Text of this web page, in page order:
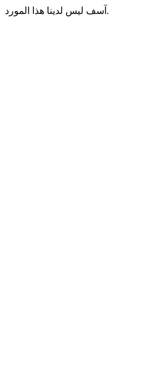
آسف ليس لدينا هذا المورد.